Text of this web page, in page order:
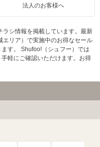
法人のお客様へ
ラシ情報を掲載しています。最新
リア）で実施中のお得なセール
す。 Shufoo!（シュフー）では
軽にご確認いただけます。お得